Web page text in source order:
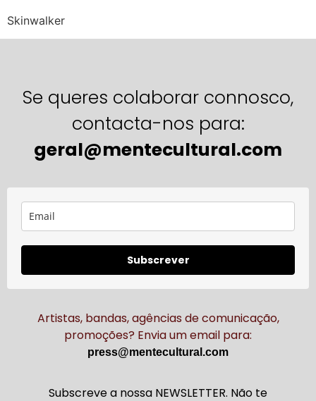
Skinwalker
Se queres colaborar connosco,
contacta-nos para:
geral@mentecultural.com
Subscrever
Artistas, bandas, agências de comunicação,
promoções? Envia um email para:
press@mentecultural.com
Subscreve a nossa NEWSLETTER. Não te